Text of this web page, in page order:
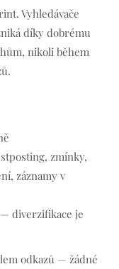
Vyhledávače
díky dobrému
nikoli během
zmínky,
záznamy v
diverzifikace je
odkazů — žádné